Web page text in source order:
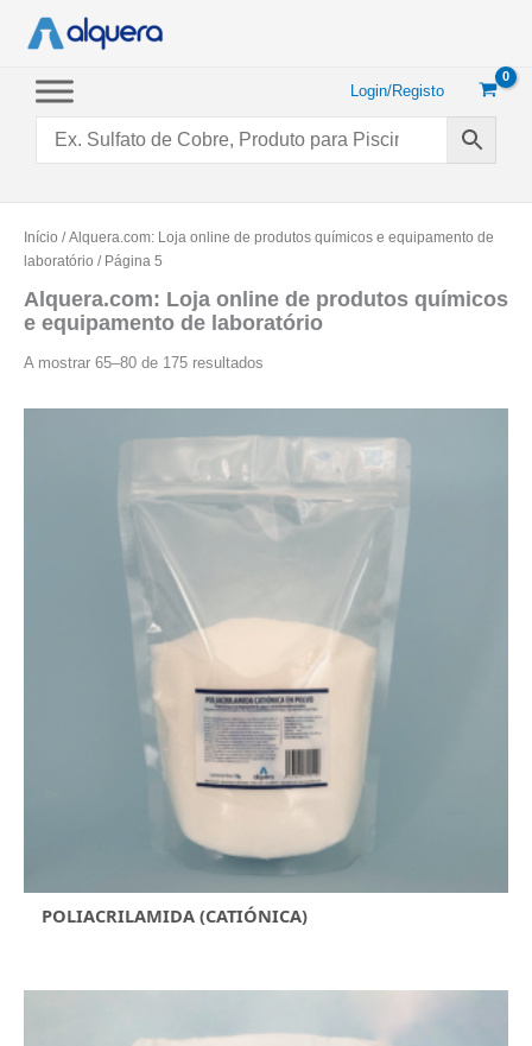
conteúdo
Login/Registo
Início /Alquera.com: Loja online de produtos químicos e equipamento de
laboratório / Página 5
Alquera.com: Loja online de produtos químicos
e equipamento de laboratório
A mostrar 65–80 de 175 resultados
POLIACRILAMIDA (CATIÓNICA)